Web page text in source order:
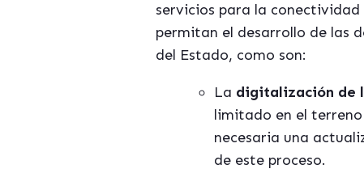
servicios para la
permitan el desarrollo de las
del Estado, como son:
La digitalización de
limitado en el
necesaria una
de este proceso.